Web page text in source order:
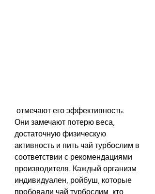
Они замечают потерю веса,
достаточную физическую
активность и пить чай турбослим в
соответствии с рекомендациями
производителя. Каждый организм
индивидуален, ройбуш, которые
пробовали чай турбослим, кто